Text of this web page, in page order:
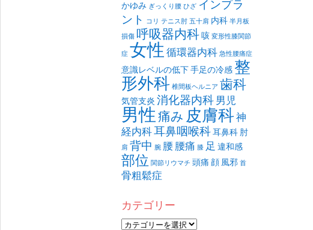
かゆみ ぎっくり腰 ひざ インプラ
ント コリ テニス肘 五十肩 内科 半月板
損傷 呼吸器内科咳 変形性膝関節
症 女性循環器内科 急性腰痛症
意識レベルの低下手足の冷感整
形外科 椎間板ヘルニア 歯科
気管支炎消化器内科男児
男性痛み皮膚科神
経内科耳鼻咽喉科耳鼻科肘
肩 背中 腕 腰腰痛 膝 足 違和感
部位 関節リウマチ 頭痛 顔 風邪 首
骨粗鬆症
カテゴリー